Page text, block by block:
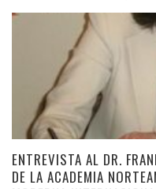
ENTREVISTA AL DR.
DE LA ACADEMIA